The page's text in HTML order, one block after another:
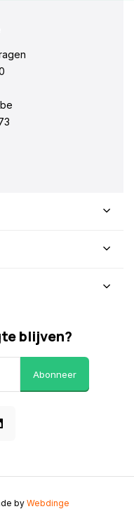
blijven?
Abonneer
by Webdinge